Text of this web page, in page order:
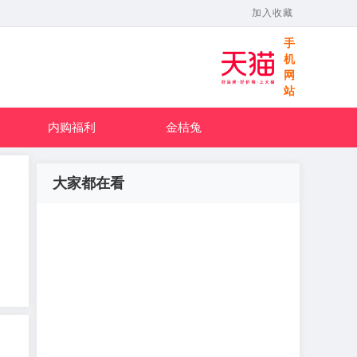
加入收藏
手
机
网
站
内购福利 金桔兔
大家都在看